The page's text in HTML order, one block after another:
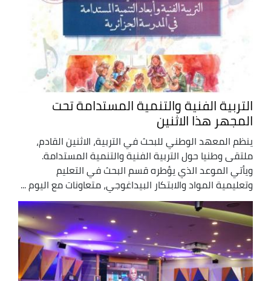
التربية الفنية والتنمية المستدامة تحت
المجهر هذا الاثنين
ينظم المعهد الوطني للبحث في التربية، الاثنين القادم،
ملتقى وطنيا حول التربية الفنية والتنمية المستدامة.
ويأتي الموعد الذي يؤطره قسم البحث في التعليم
وتعليمية المواد والابتكار البيداغوجي، متعاونات مع اليوم ...